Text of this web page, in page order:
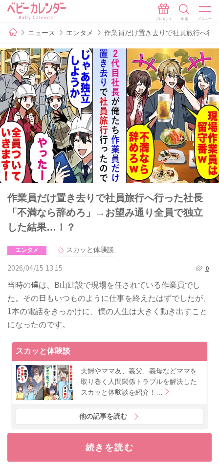
ニュース エンタメ 作業員だけ置き去りで社員旅行へ
作業員だけ置き去りで社員旅行へ行った社長
「不満なら辞めろ」→お望み通り全員で独立
した結果…！？
エンタメ スカッと体験談
2026/04/15 13:15 0
当時の僕は、B山建設で現場を任されている作業員でし
た。その日もいつものように仕事を終えたはずでしたが、
1本の電話をきっかけに、僕の人生は大きく動き出すこと
になったのです。
スカッと体験談
夫婦やママ友、義父、義母などママを
取り巻く人間関係トラブルを解決した
スカッと体験談を紹介！…
他の記事を読む
続きを読む